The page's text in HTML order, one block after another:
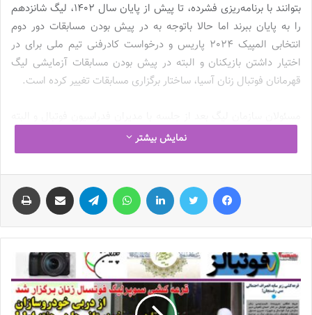
بتوانند با برنامه‌ریزی فشرده، تا پیش از پایان سال 1402، لیگ شانزدهم
را به پایان ببرند اما حالا باتوجه به در پیش بودن مسابقات دور دوم
انتخابی المپیک 2024 پاریس و درخواست کادرفنی تیم ملی برای در
اختیار داشتن بازیکنان و البته در پیش بودن مسابقات آزمایشی لیگ
قهرمانان فوتبال زنان آسیا، ساختار برگزاری مسابقات تغییر کرده است.
طرح درخواست کادرفنی تیم ملی برای تغییر زمان برگزاری مسابقات لیگ
برتر، به خواستهمریم آزموناحترام گذاشته و با توجه به درخواست
مطرح شده، مسابقات فصل جدید 2 ماه به تعویق افتاد و حالا طبق
آخرین برنامه زمان‌بندی اعلام شده، قرار است از اواخر آبان‌ماه و یا اوایل
آذرماه، فصل جدید لیگ برتر فوتبال زنان ایران آغاز شود و با توجه به
شرایط به‌وجود آمده، این مسابقات در ماه‌های ابتدایی سال 1403 به
پایان خواهد رسید.
لیگی که فعلاً 13 تیم دارد!
کنفدراسیون فوتبال آسیا قصد دارد از سال آینده بند تیم‌داری در حوزه
نمایش بیشتر